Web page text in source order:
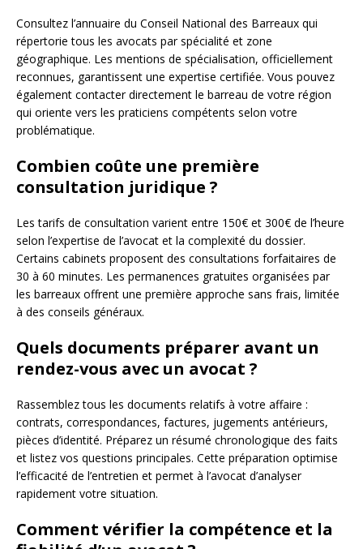
Consultez l’annuaire du Conseil National des Barreaux qui
répertorie tous les avocats par spécialité et zone
géographique. Les mentions de spécialisation, officiellement
reconnues, garantissent une expertise certifiée. Vous pouvez
également contacter directement le barreau de votre région
qui oriente vers les praticiens compétents selon votre
problématique.
Combien coûte une première
consultation juridique ?
Les tarifs de consultation varient entre 150€ et 300€ de l’heure
selon l’expertise de l’avocat et la complexité du dossier.
Certains cabinets proposent des consultations forfaitaires de
30 à 60 minutes. Les permanences gratuites organisées par
les barreaux offrent une première approche sans frais, limitée
à des conseils généraux.
Quels documents préparer avant un
rendez-vous avec un avocat ?
Rassemblez tous les documents relatifs à votre affaire :
contrats, correspondances, factures, jugements antérieurs,
pièces d’identité. Préparez un résumé chronologique des faits
et listez vos questions principales. Cette préparation optimise
l’efficacité de l’entretien et permet à l’avocat d’analyser
rapidement votre situation.
Comment vérifier la compétence et la